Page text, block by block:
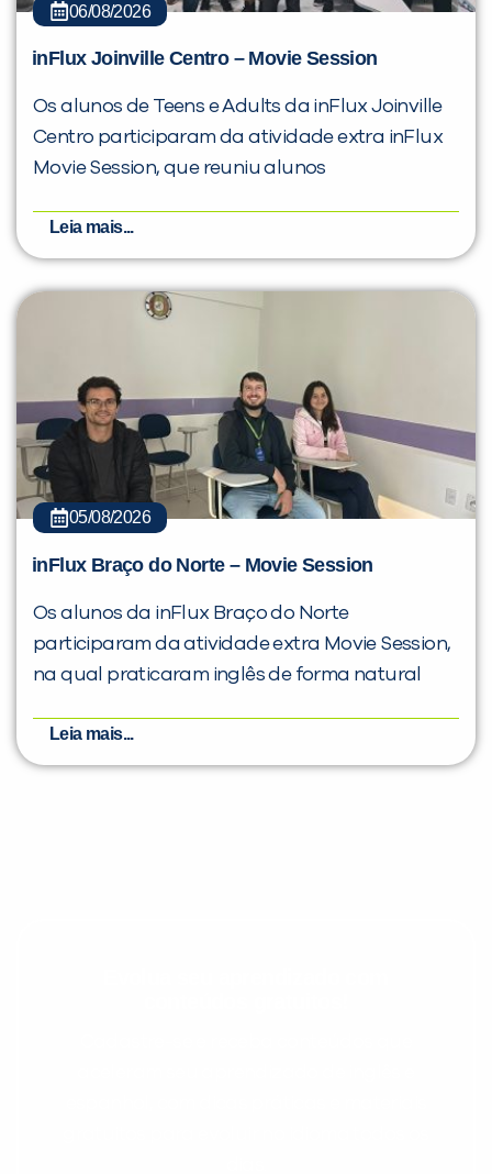
06/08/2026
inFlux Joinville Centro – Movie Session
Os alunos de Teens e Adults da inFlux Joinville
Centro participaram da atividade extra inFlux
Movie Session, que reuniu alunos
Leia mais...
05/08/2026
inFlux Braço do Norte – Movie Session
Os alunos da inFlux Braço do Norte
participaram da atividade extra Movie Session,
na qual praticaram inglês de forma natural
Leia mais...